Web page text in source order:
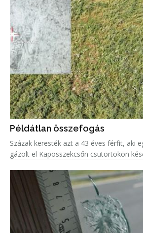
Példátlan összefogás
Százak keresték azt a 43 éves férfit, aki
gázolt el Kaposszekcsőn csütörtökön